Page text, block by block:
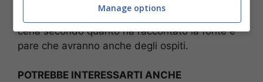
dalla Regina. Saranno loro stessi a preparare la
cena secondo quanto ha raccontato la fonte e
pare che avranno anche degli ospiti.
POTREBBE INTERESSARTI ANCHE
Manage options